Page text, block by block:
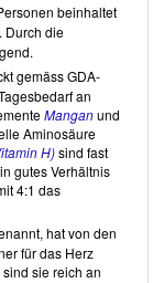
klassisch
Gerichte zum Teil
aus Gründen
Ernährung
ausser
Konserven
Schwerpunkt auf
bei den
Einsatz kommt.
und sind
für spezielle
erleichtern.
beinhaltet
Durch die
gemäss GDA-
an
Manganund
Aminosäure
H)sind fast
gutes Verhältnis
4:1 das
hat von den
für das Herz
sie reich an